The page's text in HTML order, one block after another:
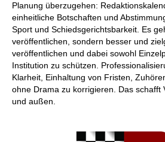
Planung überzugehen:
einheitliche Botschaften und
Sport und Schiedsgerichtsbarkeit. Es
veröffentlichen, sondern besser und
veröffentlichen und dabei sowohl
Institution zu schützen.
Klarheit, Einhaltung von Fristen,
ohne Drama zu korrigieren. Das schafft
und außen.